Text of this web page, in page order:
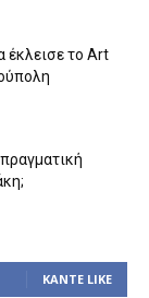
έκλεισε το Art
ΚΆΝΤΕ LIKE